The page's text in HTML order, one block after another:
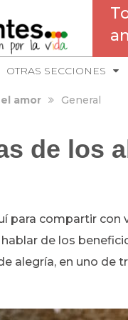
OTRAS SECCIONES
amor General
de los
para compartir
de los
alegría, en uno de